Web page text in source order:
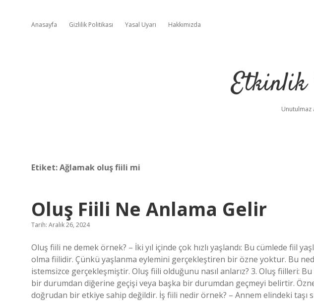
Anasayfa Gizlilik Politikası Yasal Uyarı Hakkımızda
Etkinlik
Unutulmaz
Etiket:Ağlamak oluş fiili mi
Oluş Fiili Ne Anlama Gelir
Tarih: Aralık 26, 2024
Oluş fiili ne demek örnek? – İki yıl içinde çok hızlı yaşlandı: Bu cümlede fiil
olma fiilidir. Çünkü yaşlanma eylemini gerçekleştiren bir özne yoktur. Bu
istemsizce gerçekleşmiştir. Oluş fiili olduğunu nasıl anlarız? 3. Oluş fiilleri:
bir durumdan diğerine geçişi veya başka bir durumdan geçmeyi belirtir.
doğrudan bir etkiye sahip değildir. İş fiili nedir örnek? – Annem elindeki taşı